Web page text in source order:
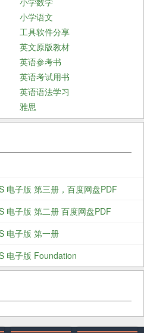
小学语文
工具软件分享
英文原版教材
英语参考书
英语考试用书
英语语法学习
雅思
电子版 第三册，百度网盘PDF
电子版 第二册 百度网盘PDF
电子版 第一册
电子版 Foundation